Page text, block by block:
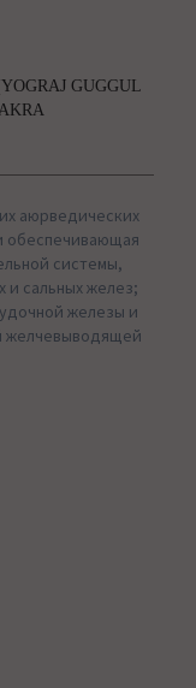
GUGGUL
аюрведических
обеспечивающая
системы,
и сальных желез;
железы и
желчевыводящей